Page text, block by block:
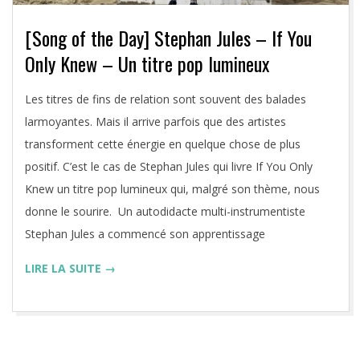
[Song of the Day] Stephan Jules – If You
Only Knew – Un titre pop lumineux
2020-
11-
22
Les titres de fins de relation sont souvent des balades
larmoyantes. Mais il arrive parfois que des artistes
transforment cette énergie en quelque chose de plus
positif. C’est le cas de Stephan Jules qui livre If You Only
Knew un titre pop lumineux qui, malgré son thème, nous
donne le sourire. Un autodidacte multi-instrumentiste
Stephan Jules a commencé son apprentissage
LIRE LA SUITE →